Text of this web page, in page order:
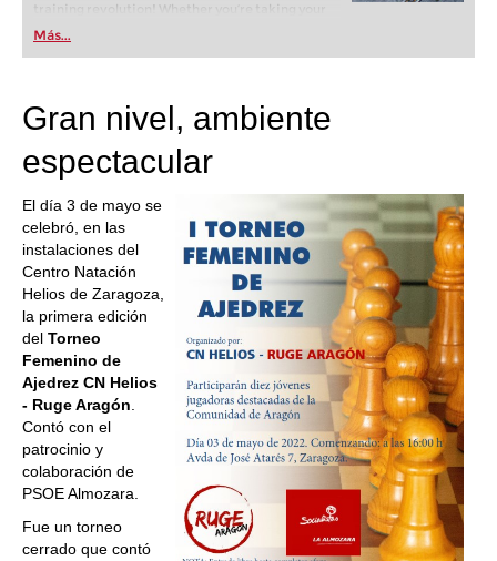
training revolution! Whether you’re taking your
first steps into the world of club chess, or already
playing at a tournament level: with FRITZ, you can
train more efficiently, intelligently and with a
Más...
Gran nivel, ambiente
espectacular
El día 3 de mayo se
celebró, en las
instalaciones del
Centro Natación
Helios de Zaragoza,
la primera edición
del Torneo
Femenino de
Ajedrez CN Helios
- Ruge Aragón
Contó con el
patrocinio y
colaboración de
PSOE Almozara.
Fue un torneo
cerrado que contó